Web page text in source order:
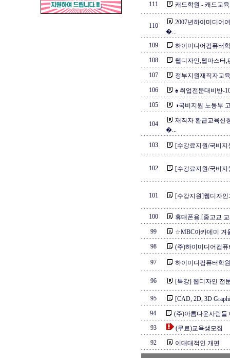
111 캐드학원 - 캐드교
110
2007년하이미디어
�...
109
하이미디어컴퓨터
108
웹디자인,웹마스터
107
정부지원재직자교
106
♠ 취업전문대비반-
105
◑국비지원 노동부
104
재직자 환급교육신
�...
103 [수강료지원/국비
102 [수강료지원/국비
101 [수강지원]웹디자
100
휴대폰용 [중고교
99
☆MBC아카데미 겨
98
(주)하이미디어컴
97 하이미디컴퓨터학
96 [특강] 웹디자인 전
95
[CAD, 2D, 3D
94
(주)아름다운사람들
93
(무료)교육생모집
92
이대대적인 개편